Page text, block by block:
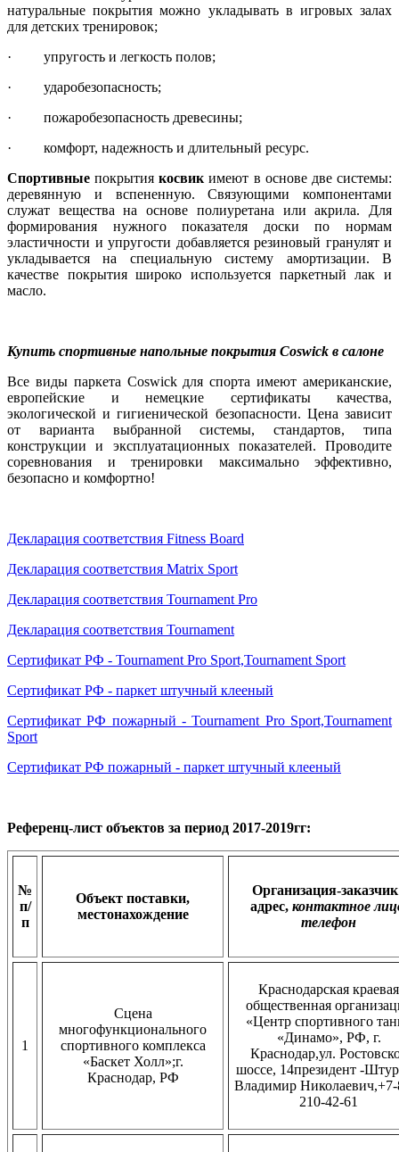
натуральные покрытия можно укладывать в игровых залах
для детских тренировок;
· упругость и легкость полов;
· ударобезопасность;
· пожаробезопасность древесины;
· комфорт, надежность и длительный ресурс.
Спортивные покрытиякосвик имеют в основе две системы:
деревянную и вспененную. Связующими компонентами
служат вещества на основе полиуретана или акрила. Для
формирования нужного показателя доски по нормам
эластичности и упругости добавляется резиновый гранулят и
укладывается на специальную систему амортизации. В
качестве покрытия широко используется паркетный лак и
масло.
Купить спортивные напольные покрытия Coswick в салоне
Все виды паркета Coswick для спорта имеют американские,
европейские и немецкие сертификаты качества,
экологической и гигиенической безопасности. Цена зависит
от варианта выбранной системы, стандартов, типа
конструкции и эксплуатационных показателей. Проводите
соревнования и тренировки максимально эффективно,
безопасно и комфортно!
Декларация соответствия Fitness Board
Декларация соответствия Matrix Sport
Декларация соответствия Tournament Pro
Декларация соответствия Tournament
Сертификат РФ - Tournament Pro Sport,Tournament Sport
Сертификат РФ - паркет штучный клееный
Сертификат РФ пожарный - Tournament Pro Sport,Tournament
Sport
Сертификат РФ пожарный - паркет штучный клееный
Референц-лист объектов за период 2017-2019гг:
№
п/
п
Объект поставки,
местонахождение
Организация-
адрес, контактное
телефон
1
Сцена
многофункционального
спортивного комплекса
«Баскет Холл»;г.
Краснодар, РФ
Краснодарская краевая
общественная
«Центр спортивного
«Динамо», РФ, г.
Краснодар,ул.
шоссе, 14президент -
Владимир Николаевич,+7-
210-42-61